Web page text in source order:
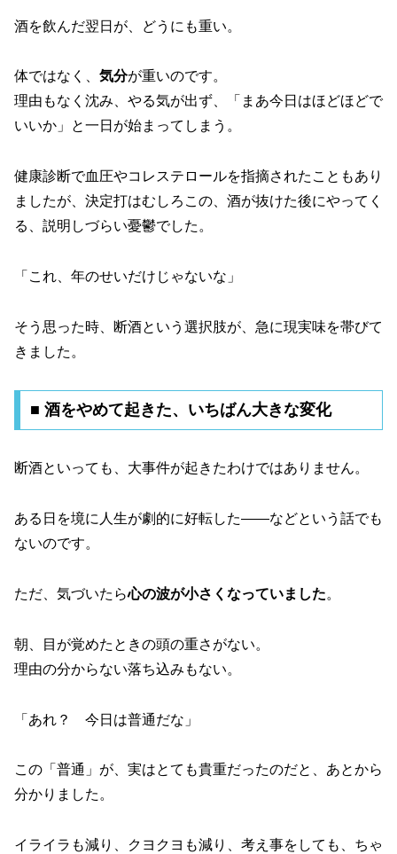
酒を飲んだ翌日が、どうにも重い。
体ではなく、 気分が重いのです。
理由もなく沈み、やる気が出ず、「まあ今日はほどほどで
いいか」と一日が始まってしまう。
健康診断で血圧やコレステロールを指摘されたこともあり
ましたが、決定打はむしろこの、酒が抜けた後にやってく
る、説明しづらい憂鬱でした。
「これ、年のせいだけじゃないな」
そう思った時、断酒という選択肢が、急に現実味を帯びて
きました。
■ 酒をやめて起きた、いちばん大きな変化
断酒といっても、大事件が起きたわけではありません。
ある日を境に人生が劇的に好転した――などという話でも
ないのです。
ただ、気づいたら心の波が小さくなっていました。
朝、目が覚めたときの頭の重さがない。
理由の分からない落ち込みもない。
「あれ？ 今日は普通だな」
この「普通」が、実はとても貴重だったのだと、あとから
分かりました。
イライラも減り、クヨクヨも減り、考え事をしても、ちゃ